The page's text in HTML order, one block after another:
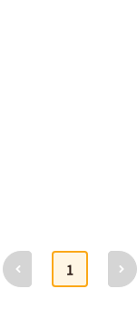
前へ
1
次へ